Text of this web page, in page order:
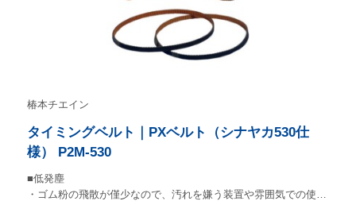
椿本チエイン
タイミングベルト｜PXベルト（シナヤカ530仕
様） P2M-530
■低発塵
・ゴム粉の飛散が僅少なので、汚れを嫌う装置や雰囲気での使…